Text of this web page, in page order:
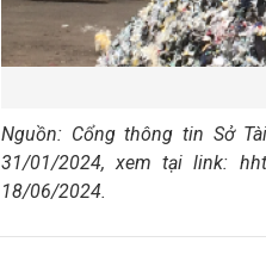
Nguồn: Cổng thông tin Sở
31/01/2024, xem tại link: h
18/06/2024.